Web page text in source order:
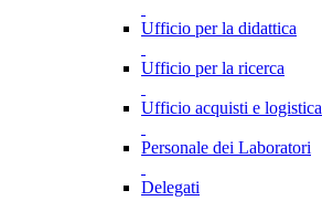
Ufficio per la didattica
Ufficio per la ricerca
Ufficio acquisti e logistica
Personale dei Laboratori
Delegati